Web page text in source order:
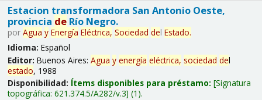
Estacion transformadora San Antonio Oeste,
provincia deRío Negro.
por Agua y Energía Eléctrica, Sociedad del Estado.
Idioma: Español
Editor: Buenos Aires: Agua y energía eléctrica, sociedad del
estado, 1988
Disponibilidad: Ítems disponibles para préstamo: Signatura
topográfica: 621.374.5/A282/v.3 (1).